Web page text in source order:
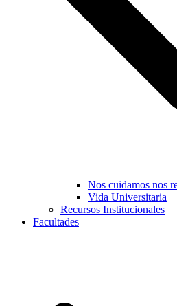
Nos cuidamos nos
Vida Universitaria
Recursos Institucionales
Facultades